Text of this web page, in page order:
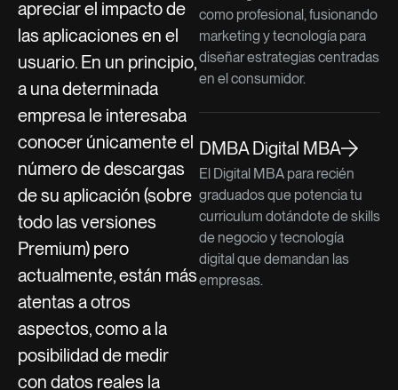
apreciar el impacto de
las aplicaciones en el
usuario. En un principio,
a una determinada
empresa le interesaba
conocer únicamente el
número de descargas
de su aplicación (sobre
todo las versiones
Premium) pero
actualmente, están más
atentas a otros
aspectos, como a la
posibilidad de medir
con datos reales la
como profesional, fusionando
marketing y tecnología para
diseñar estrategias centradas
en el consumidor.
DMBA Digital MBA
El Digital MBA para recién
graduados que potencia tu
curriculum dotándote de skills
de negocio y tecnología
digital que demandan las
empresas.